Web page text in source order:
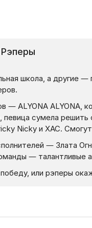
школа, а другие
— ALYONA ALYONA,
певица сумела
Nicky и ХАС.
— Злата
— талантливые
или рэперы